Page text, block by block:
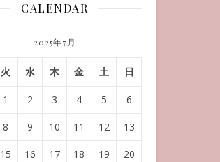
CALENDAR
2025年7月
火 水 木 金 土 日
1 2 3 4 5 6
8 9 10 11 12 13
15 16 17 18 19 20